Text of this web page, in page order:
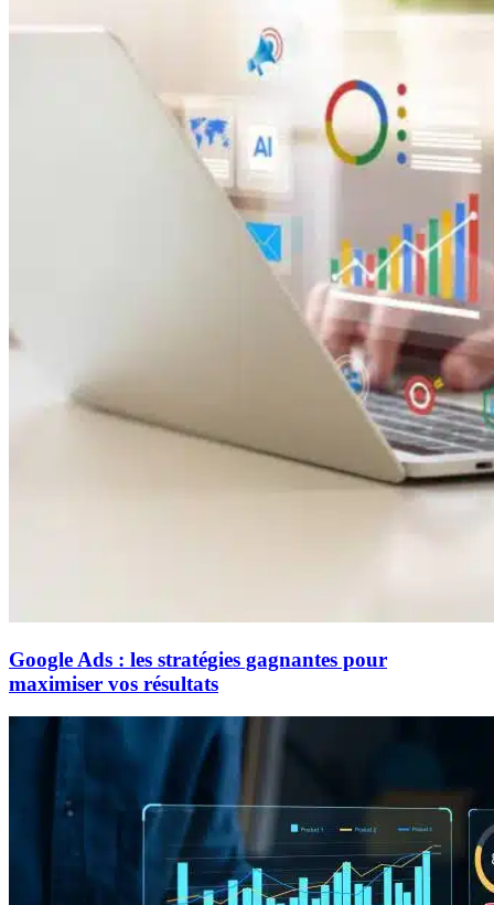
Google Ads : les stratégies gagnantes pour
maximiser vos résultats